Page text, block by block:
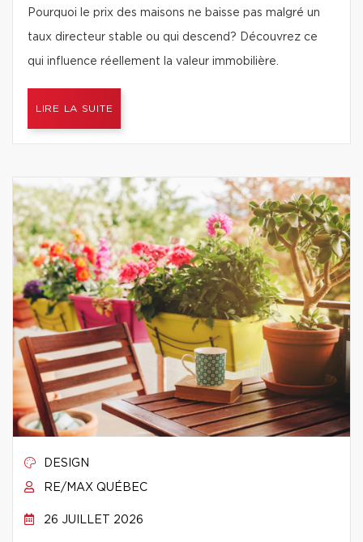
Pourquoi le prix des maisons ne baisse pas malgré un
taux directeur stable ou qui descend? Découvrez ce
qui influence réellement la valeur immobilière.
LIRE LA SUITE
DESIGN
RE/MAX QUÉBEC
26 JUILLET 2026